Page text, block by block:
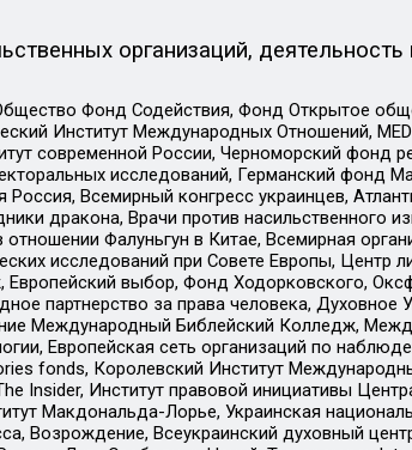
организаций,
Фонд Содействия, Фонд Открытое
Институт Международных Отношений, MEDIA
современной России, Черноморский фонд
исследований, Германский фонд
Всемирный конгресс украинцев,
дракона, Врачи против насильственного
Фалуньгун в Китае, Всемирная
исследований при Совете Европы, Центр
выбор, Фонд Ходорковского,
партнерство за права человека, Духовное
Международный Библейский Колледж,
Европейская сеть организаций по
fonds, Королевский Институт
Insider, Институт правовой инициативы
Макдональда-Лорье, Украинская
Возрождение, Всеукраинский духовный